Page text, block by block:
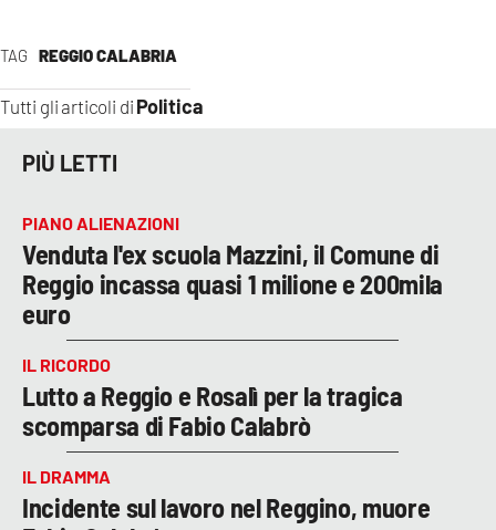
TAG REGGIO CALABRIA
Tutti gli articoli di Politica
PIÙ LETTI
PIANO ALIENAZIONI
Venduta l'ex scuola Mazzini, il Comune di
Reggio incassa quasi 1 milione e 200mila
euro
IL RICORDO
Lutto a Reggio e Rosalì per la tragica
scomparsa di Fabio Calabrò
IL DRAMMA
Incidente sul lavoro nel Reggino, muore